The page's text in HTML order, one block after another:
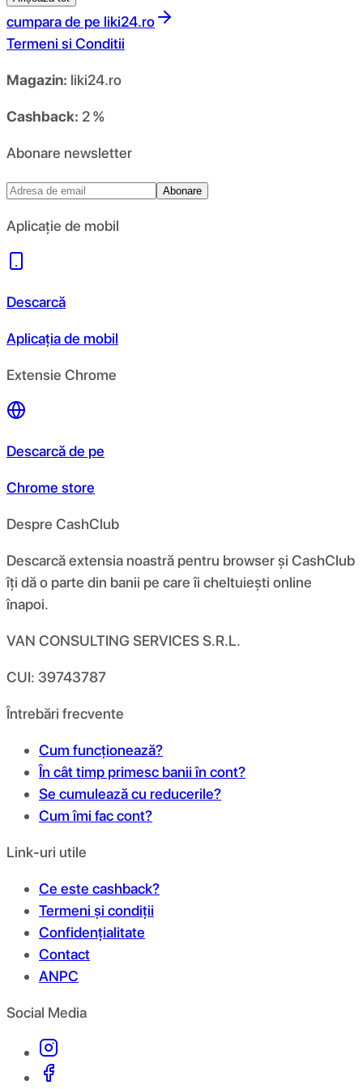
cumpara de pe liki24.ro
Termeni si Conditii
Magazin: liki24.ro
Cashback: 2 %
Abonare newsletter
Abonare
Aplicație de mobil
Descarcă
Aplicația de mobil
Extensie Chrome
Descarcă de pe
Chrome store
Despre CashClub
Descarcă extensia noastră pentru browser și CashClub
îți dă o parte din banii pe care îi cheltuiești online
înapoi.
VAN CONSULTING SERVICES S.R.L.
CUI: 39743787
Întrebări frecvente
Cum funcționează?
În cât timp primesc banii în cont?
Se cumulează cu reducerile?
Cum îmi fac cont?
Link-uri utile
Ce este cashback?
Termeni și condiții
Confidențialitate
Contact
ANPC
Social Media